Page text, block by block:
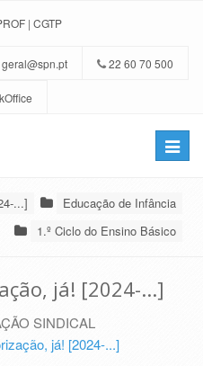
| CGTP
22 60 70 500
Toggle
...]
Educação de Infância
1.º Ciclo do Ensino Básico
já! [2024-...]
SINDICAL
já! [2024-...]